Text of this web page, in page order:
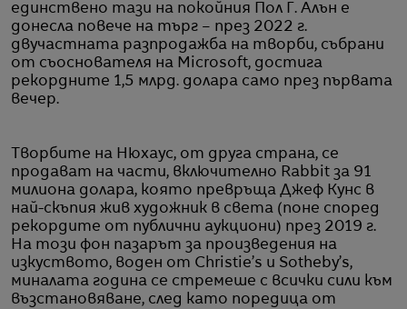
единствено тази на покойния Пол Г. Алън е
донесла повече на търг – през 2022 г.
двучастната разпродажба на творби, събрани
от съоснователя на Microsoft, достига
рекордните 1,5 млрд. долара само през първата
вечер.
Творбите на Нюхаус, от друга страна, се
продават на части, включително Rabbit за 91
милиона долара, която превръща Джеф Кунс в
най-скъпия жив художник в света (поне според
рекордите от публични аукциони) през 2019 г.
На този фон пазарът за произведения на
изкуството, воден от Christie’s и Sotheby’s,
миналата година се стремеше с всички сили към
възстановяване, след като поредица от